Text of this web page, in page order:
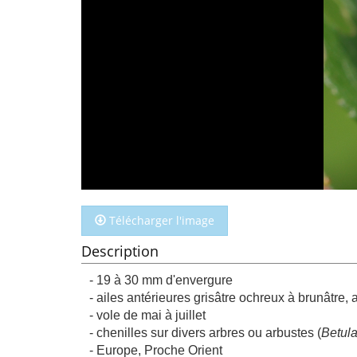
Télécharger l'image
Description
- 19 à 30 mm d'envergure
- ailes antérieures grisâtre ochreux à brunâtre,
- vole de mai à juillet
- chenilles sur divers arbres ou arbustes (
- Europe, Proche Orient